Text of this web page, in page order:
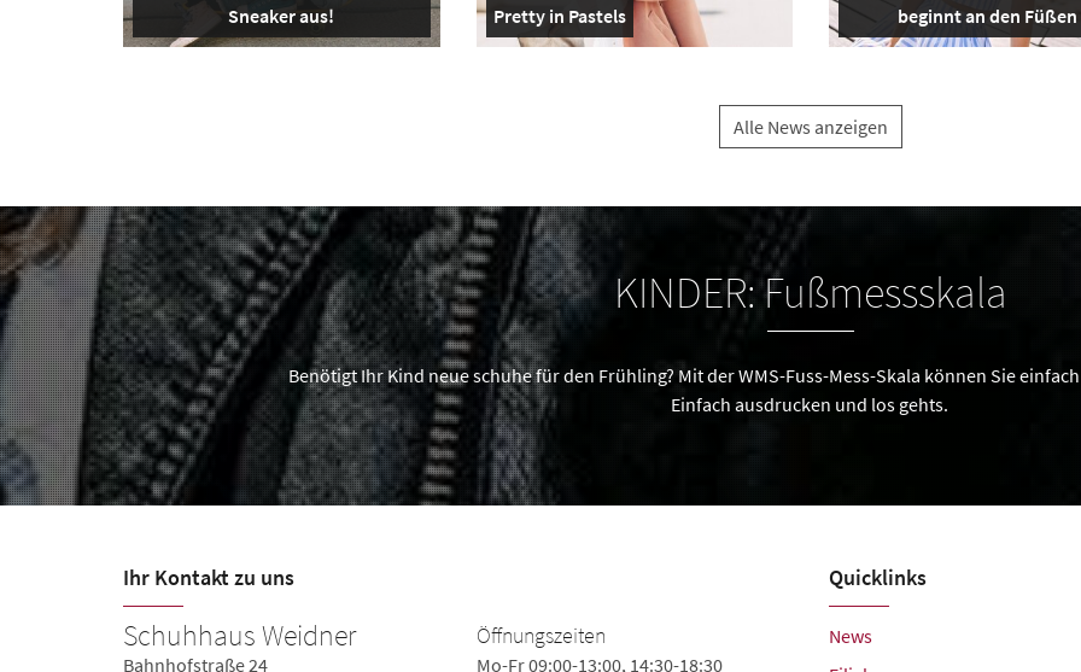
Sneaker aus!
Pretty in Pastels
beginnt an den Füßen
Alle News anzeigen
KINDER: Fußmessskala
Benötigt Ihr Kind neue schuhe für den Frühling? Mit der WMS-Fuss-Mess-Skala können Sie
Einfach ausdrucken und los gehts.
Ihr Kontakt zu uns
Schuhhaus Weidner
Bahnhofstraße 24
Öffnungszeiten
Mo-Fr 09:00-13:00, 14:30-18:30
Weidner Fashion Shoes
Gustav-Heinemann-Str. 2
Quicklinks
News